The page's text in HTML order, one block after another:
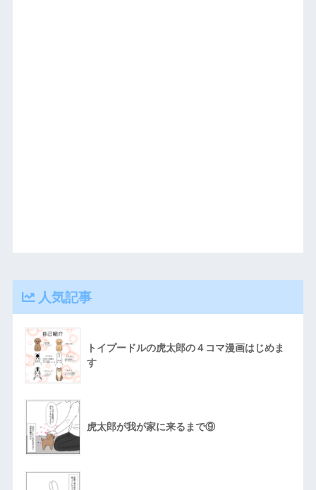
人気記事
トイプードルの虎太郎の４コマ漫画はじめま
す
虎太郎が我が家に来るまで⑨